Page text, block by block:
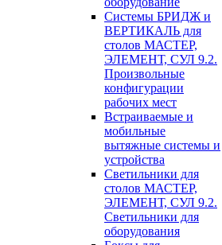
Системы БРИДЖ и
ВЕРТИКАЛЬ для
столов МАСТЕР,
ЭЛЕМЕНТ, СУЛ 9.2.
Произвольные
конфигурации
рабочих мест
Встраиваемые и
мобильные
вытяжные системы и
устройства
Светильники для
столов МАСТЕР,
ЭЛЕМЕНТ, СУЛ 9.2.
Светильники для
оборудования